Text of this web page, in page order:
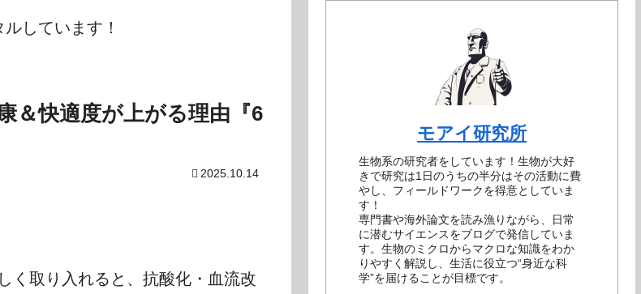
しています！
＆快適度が上がる理由『6
2025.10.14
く取り入れると、抗酸化・血流改
モアイ研究所
生物系の研究者をしています！生物が大好
きで研究は1日のうちの半分はその活動に費
やし、フィールドワークを得意としていま
す！
専門書や海外論文を読み漁りながら、日常
に潜むサイエンスをブログで発信していま
す。生物のミクロからマクロな知識をわか
りやすく解説し、生活に役立つ“身近な科
学”を届けることが目標です。